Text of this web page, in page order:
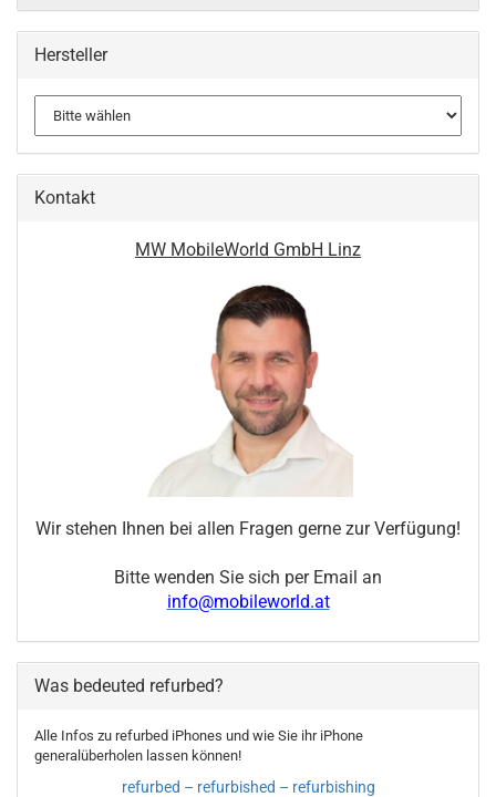
Hersteller
Kontakt
MW MobileWorld GmbH Linz
Wir stehen Ihnen bei allen Fragen gerne zur Verfügung!
Bitte wenden Sie sich per Email an
info@mobileworld.at
Was bedeuted refurbed?
Alle Infos zu refurbed iPhones und wie Sie ihr iPhone
generalüberholen lassen können!
refurbed – refurbished – refurbishing